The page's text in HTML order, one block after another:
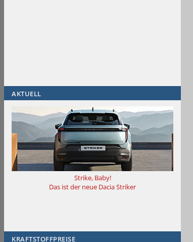
AKTUELL
Strike, Baby!
Das ist der neue Dacia Striker
KRAFTSTOFFPREISE